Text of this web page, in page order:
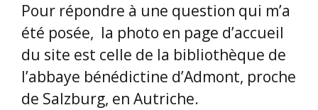
Pour répondre à une question qui m’a
été posée, la photo en page d’accueil
du site est celle de la bibliothèque de
l’abbaye bénédictine d’Admont, proche
de Salzburg, en Autriche.